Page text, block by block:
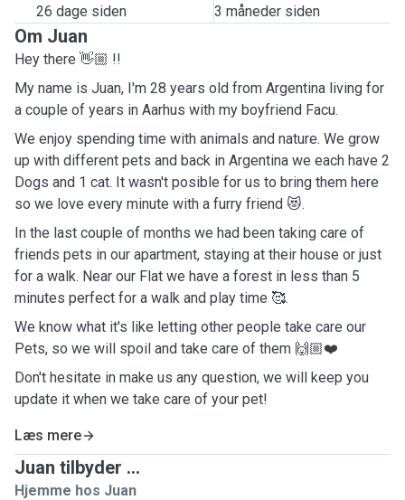
26 dage siden 3 måneder siden
Om Juan
Hey there 👋🏼 !!
My name is Juan, I'm 28 years old from Argentina living for
a couple of years in Aarhus with my boyfriend Facu.
We enjoy spending time with animals and nature. We grow
up with different pets and back in Argentina we each have 2
Dogs and 1 cat. It wasn't posible for us to bring them here
so we love every minute with a furry friend 😻.
In the last couple of months we had been taking care of
friends pets in our apartment, staying at their house or just
for a walk. Near our Flat we have a forest in less than 5
minutes perfect for a walk and play time 🥰.
We know what it's like letting other people take care our
Pets, so we will spoil and take care of them 🙌🏼❤️
Don't hesitate in make us any question, we will keep you
update it when we take care of your pet!
Læs mere
Juan tilbyder ...
Hjemme hos Juan